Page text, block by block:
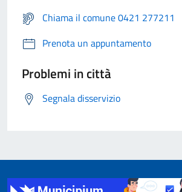
Chiama il comune 0421 277211
Prenota un appuntamento
Problemi in città
Segnala disservizio